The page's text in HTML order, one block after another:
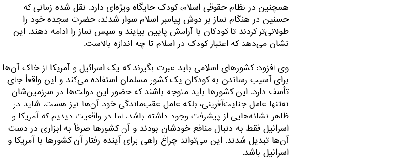
همچنین در نظام حقوقی اسلام، کودک جایگاه ویژه‌ای دارد. نقل شده زمانی که
حسنین در هنگام نماز بر دوش پیامبر اسلام سوار شدند، حضرت سجده خود را
طولانی‌تر کردند تا کودکان با آرامش پایین بیایند و سپس نماز را ادامه دهند. این
نشان می‌دهد که اعتبار کودک در اسلام تا چه اندازه بالاست.
وی افزود: کشورهای اسلامی باید عبرت بگیرند که یک اسرائیل و آمریکا از خاک آن‌ها
برای آسیب رساندن به کودکان یک کشور مسلمان استفاده می‌کند و این واقعاً جای
تأسف دارد. این کشورها باید متوجه باشند که حضور این دولت‌ها در سرزمین‌شان
نه‌تنها عامل جنایت‌آفرینی، بلکه عامل عقب‌ماندگی خود آن‌ها نیز هست. شاید در
ظاهر نشانه‌هایی از پیشرفت وجود داشته باشد، اما در واقعیت دیدیم که آمریکا و
اسرائیل فقط به دنبال منافع خودشان بودند و آن کشورها صرفاً به ابزاری در دست
آن‌ها تبدیل شدند. این می‌تواند چراغ راهی برای آینده رفتار آن کشورها با آمریکا و
اسرائیل باشد.